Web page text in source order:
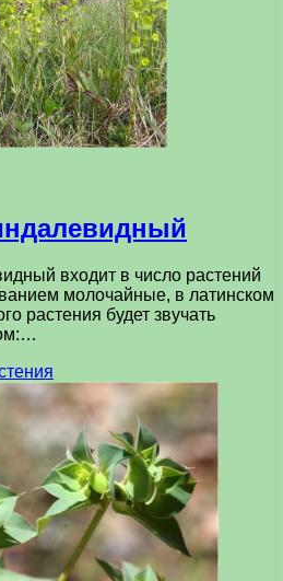
входит в число растений
молочайные, в латинском
растения будет звучать